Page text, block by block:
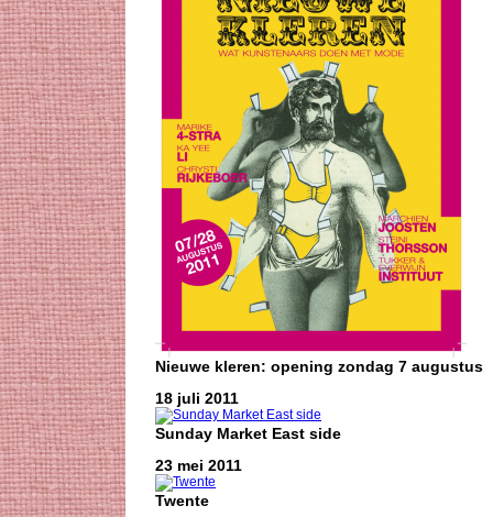
Nieuwe kleren: opening zondag 7 augustus
18 juli 2011
Sunday Market East side
23 mei 2011
Twente